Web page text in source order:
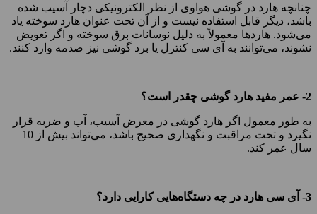
چنانچه هارد در گوشی هواوی از نظر الکترونیکی دچار آسیب شده
باشد، دیگر قابل استفاده نیست و از آن تحت عنوان هارد سوخته یاد
می‌شود. هاردها معمولاً به دلیل نوسانات برق سوخته و اگر تعویض
نشوند، می‌توانند به آی سی کنترل یا برد گوشی نیز صدمه وارد کنند.
2- عمر مفید هارد گوشی چقدر است؟
به طور معمول اگر هارد گوشی در معرض آسیب، آب و ضربه قرار
نگیرد و تحت مراقبت و نگهداری صحیح باشد، می‌تواند بیش از 10
سال عمر کند.
3- آی سی هارد در چه دستگاه‌هایی کارایی دارد؟